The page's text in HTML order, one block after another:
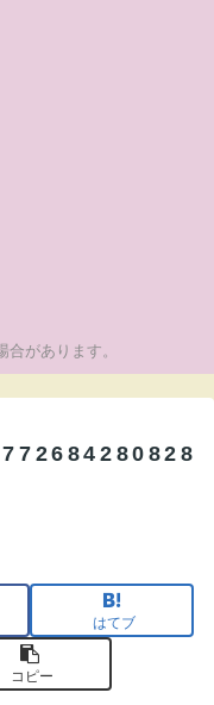
があります。
はてブ
コピー